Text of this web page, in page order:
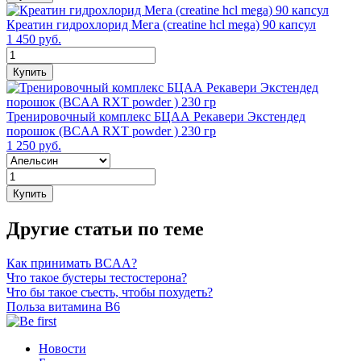
Креатин гидрохлорид Мега (creatine hcl mega) 90 капсул
1 450 руб.
Купить
Тренировочный комплекс БЦАА Рекавери Экстендед
порошок (BCAA RXT powder ) 230 гр
1 250 руб.
Купить
Другие статьи по теме
Как принимать BCAA?
Что такое бустеры тестостерона?
Что бы такое съесть, чтобы похудеть?
Польза витамина B6
Новости